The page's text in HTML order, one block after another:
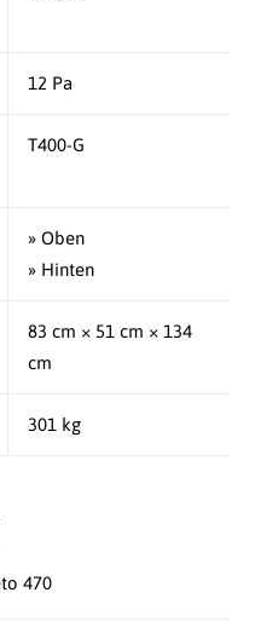
12 Pa
T400-G
» Oben
» Hinten
83 cm × 51 cm × 134
cm
301 kg
470